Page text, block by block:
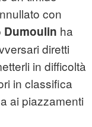
con
Dumoulin ha
diretti
in difficoltà
in classifica
ai piazzamenti